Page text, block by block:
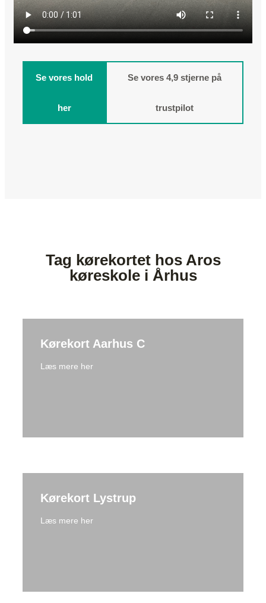
Se vores hold
her
Se vores 4,9 stjerne på
trustpilot
Tag kørekortet hos Aros
køreskole i Århus
Kørekort Aarhus C
Læs mere her
Kørekort Lystrup
Læs mere her